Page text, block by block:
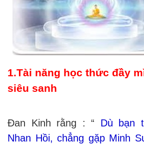
1.Tài năng học thức đầy
siêu sanh
Đan Kinh rằng : “ Dù bạn
Nhan Hồi, chẳng gặp Minh